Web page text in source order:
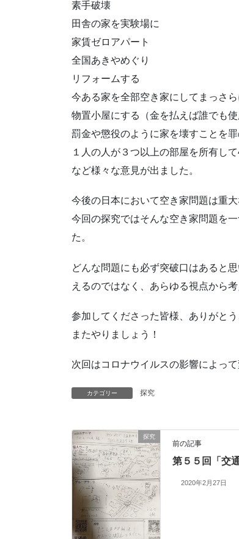
素手破壊
田舎の家を実験場に
家賃ゼロアパート
全国あきやめぐり
リフォームする
今ある家を全部空き家にしてまっさ
物置小屋にする（金を払えば誰でも使
罰金や懲役のように家を壊すことを罪
１人の人が３つ以上の部屋を所有し
など様々な意見が出ました。
今後の日本において空き家問題は重
今回の探究ではそんな空き家問題を
た。
どんな問題にも必ず突破口はあると
えるのではなく、あらゆる視点から
参加してくださった皆様、ありがとう
またやりましょう！
次回はコロナウイルスの影響によっ
カテゴリー 探究
探究
前の記事
第５５回「交
2020年2月27日